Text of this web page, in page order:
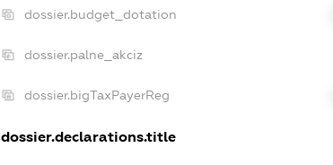
dossier.budget_dotation
dossier.palne_akciz
dossier.bigTaxPayerReg
dossier.declarations.title